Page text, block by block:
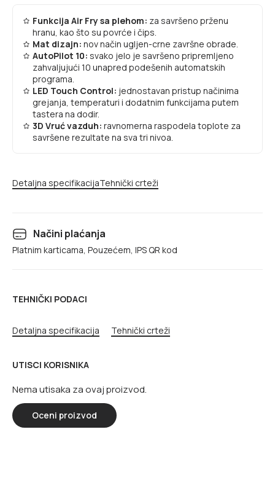
Funkcija Air Fry sa plehom: za savršeno prženu
hranu, kao što su povrće i čips.
Mat dizajn: nov način ugljen-crne završne obrade.
AutoPilot 10: svako jelo je savršeno pripremljeno
zahvaljujući 10 unapred podešenih automatskih
programa.
LED Touch Control: jednostavan pristup načinima
grejanja, temperaturi i dodatnim funkcijama putem
tastera na dodir.
3D Vruć vazduh: ravnomerna raspodela toplote za
savršene rezultate na sva tri nivoa.
Detaljna specifikacijaTehnički crteži
Načini plaćanja
Platnim karticama, Pouzećem, IPS QR kod
TEHNIČKI PODACI
Detaljna specifikacija Tehnički crteži
UTISCI KORISNIKA
Nema utisaka za ovaj proizvod.
Oceni proizvod